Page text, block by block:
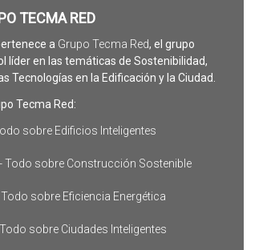
TECMA RED
a Grupo Tecma Red, el grupo
líder en las temáticas de Sostenibilidad,
Tecnologías en la Edificación y la Ciudad.
Tecma Red:
sobre Edificios Inteligentes
- Todo sobre Construcción Sostenible
Todo sobre Eficiencia Energética
sobre Ciudades Inteligentes